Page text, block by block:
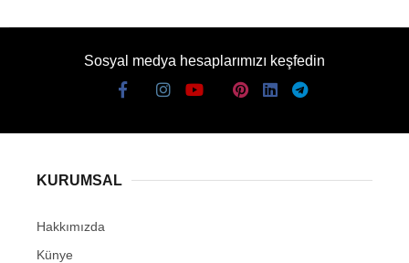
Sosyal medya hesaplarımızı keşfedin
KURUMSAL
Hakkımızda
Künye